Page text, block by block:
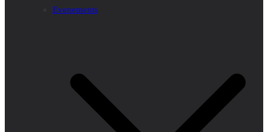
Evenements